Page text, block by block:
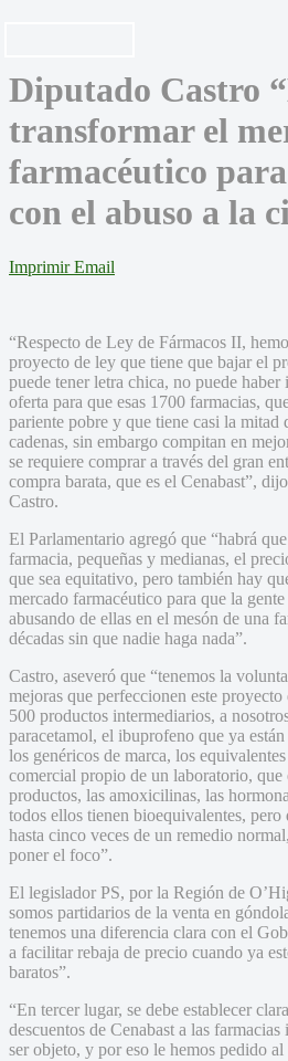
Diputado Castro
transformar el
farmacéutico
con el abuso a la
Imprimir Email
“Respecto de Ley de Fármacos II,
proyecto de ley que tiene que bajar el
puede tener letra chica, no puede haber
oferta para que esas 1700 farmacias,
pariente pobre y que tiene casi la mitad
cadenas, sin embargo compitan en
se requiere comprar a través del gran
compra barata, que es el Cenabast”,
Castro.
El Parlamentario agregó que “habrá
farmacia, pequeñas y medianas, el
que sea equitativo, pero también hay
mercado farmacéutico para que la
abusando de ellas en el mesón de una
décadas sin que nadie haga nada”.
Castro, aseveró que “tenemos la
mejoras que perfeccionen este
500 productos intermediarios, a
paracetamol, el ibuprofeno que ya
los genéricos de marca, los
comercial propio de un laboratorio, que
productos, las amoxicilinas, las
todos ellos tienen bioequivalentes,
hasta cinco veces de un remedio
poner el foco”.
El legislador PS, por la Región de
somos partidarios de la venta en
tenemos una diferencia clara con el
a facilitar rebaja de precio cuando ya
baratos”.
“En tercer lugar, se debe establecer
descuentos de Cenabast a las
ser objeto, y por eso le hemos pedido